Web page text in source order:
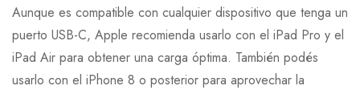
Aunque es compatible con cualquier dispositivo que tenga un
puerto USB-C, Apple recomienda usarlo con el iPad Pro y el
iPad Air para obtener una carga óptima. También podés
usarlo con el iPhone 8 o posterior para aprovechar la